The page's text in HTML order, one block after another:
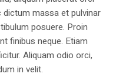
dictum massa et pulvinar
posuere. Proin
finibus neque. Etiam
Aliquam odio orci,
in velit.